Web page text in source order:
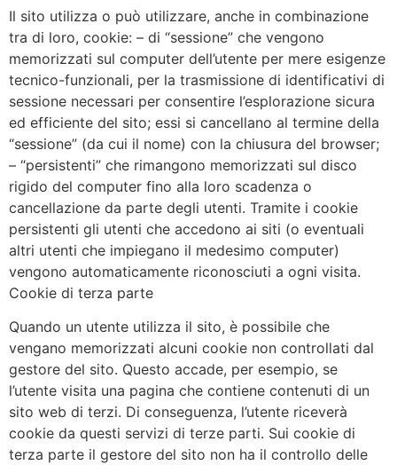
Il sito utilizza o può utilizzare, anche in combinazione
tra di loro, cookie: – di “sessione” che vengono
memorizzati sul computer dell’utente per mere esigenze
tecnico-funzionali, per la trasmissione di identificativi di
sessione necessari per consentire l’esplorazione sicura
ed efficiente del sito; essi si cancellano al termine della
“sessione” (da cui il nome) con la chiusura del browser;
– “persistenti” che rimangono memorizzati sul disco
rigido del computer fino alla loro scadenza o
cancellazione da parte degli utenti. Tramite i cookie
persistenti gli utenti che accedono ai siti (o eventuali
altri utenti che impiegano il medesimo computer)
vengono automaticamente riconosciuti a ogni visita.
Cookie di terza parte
Quando un utente utilizza il sito, è possibile che
vengano memorizzati alcuni cookie non controllati dal
gestore del sito. Questo accade, per esempio, se
l’utente visita una pagina che contiene contenuti di un
sito web di terzi. Di conseguenza, l’utente riceverà
cookie da questi servizi di terze parti. Sui cookie di
terza parte il gestore del sito non ha il controllo delle